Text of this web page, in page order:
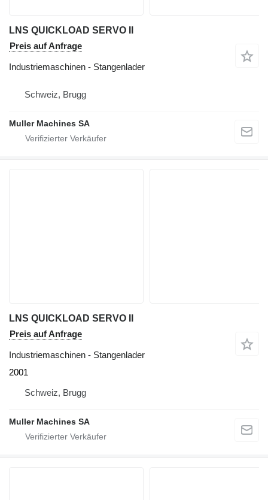
LNS QUICKLOAD SERVO II
Preis auf Anfrage
Industriemaschinen - Stangenlader
Schweiz, Brugg
Muller Machines SA
LNS QUICKLOAD SERVO II
Preis auf Anfrage
Industriemaschinen - Stangenlader
2001
Schweiz, Brugg
Muller Machines SA